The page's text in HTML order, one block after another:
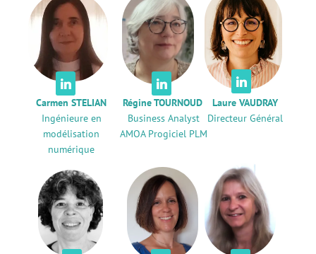

Laure VAUDRAY
Directeur Général

Carmen STELIAN
Ingénieure en
modélisation
numérique
Régine TOURNOUD
Business Analyst
AMOA Progiciel PLM
